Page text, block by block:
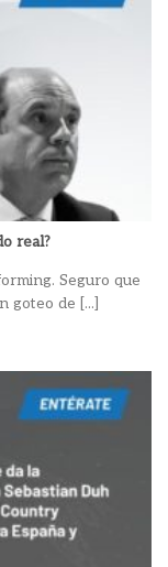
real?
Seguro que
goteo de [...]